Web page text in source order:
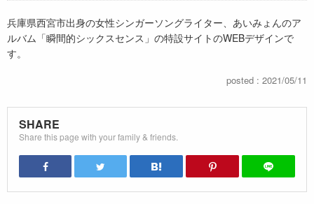
兵庫県西宮市出身の女性シンガーソングライター、あいみょんのア
ルバム「瞬間的シックスセンス」の特設サイトのWEBデザインで
す。
posted : 2021/05/11
SHARE
Share this page with your family & friends.